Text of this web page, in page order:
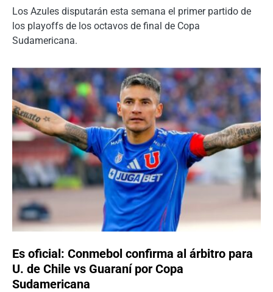
Los Azules disputarán esta semana el primer partido de
los playoffs de los octavos de final de Copa
Sudamericana.
Es oficial: Conmebol confirma al árbitro para
U. de Chile vs Guaraní por Copa
Sudamericana